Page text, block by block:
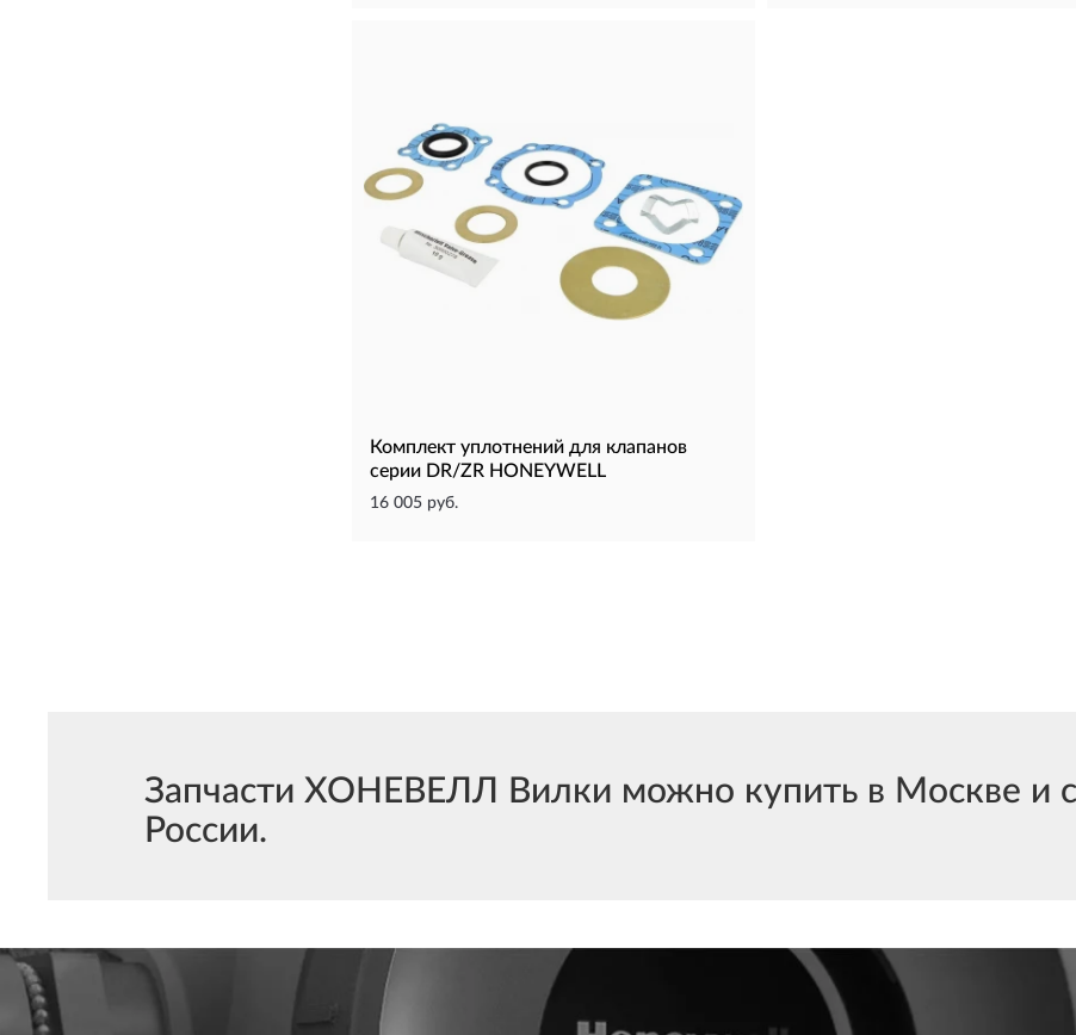
Комплект уплотнений для клапанов
серии DR/ZR HONEYWELL
16 005 руб.
Запчасти ХОНЕВЕЛЛ Вилки можно купить в Москве и с
России.